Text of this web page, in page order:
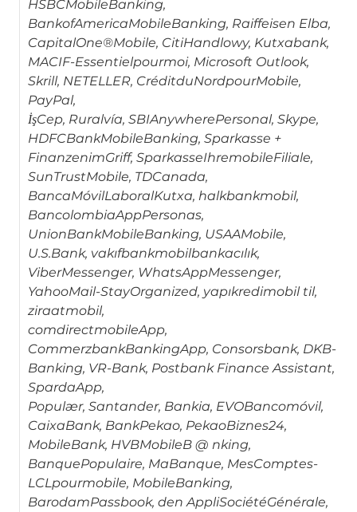
HSBCMobileBanking,
BankofAmericaMobileBanking, Raiffeisen Elba,
CapitalOne®Mobile, CitiHandlowy, Kutxabank,
MACIF-Essentielpourmoi, Microsoft Outlook,
Skrill, NETELLER, CréditduNordpourMobile,
PayPal,
İşCep, Ruralvía, SBIAnywherePersonal, Skype,
HDFCBankMobileBanking, Sparkasse +
FinanzenimGriff, SparkasseIhremobileFiliale,
SunTrustMobile, TDCanada,
BancaMóvilLaboralKutxa, halkbankmobil,
BancolombiaAppPersonas,
UnionBankMobileBanking, USAAMobile,
U.S.Bank, vakıfbankmobilbankacılık,
ViberMessenger, WhatsAppMessenger,
YahooMail-StayOrganized, yapıkredimobil til,
ziraatmobil,
comdirectmobileApp,
CommerzbankBankingApp, Consorsbank, DKB-
Banking, VR-Bank, Postbank Finance Assistant,
SpardaApp,
Populær, Santander, Bankia, EVOBancomóvil,
CaixaBank, BankPekao, PekaoBiznes24,
MobileBank, HVBMobileB @ nking,
BanquePopulaire, MaBanque, MesComptes-
LCLpourmobile, MobileBanking,
BarodamPassbook, den AppliSociétéGénérale,